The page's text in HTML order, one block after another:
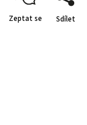
Zeptat se Sdílet